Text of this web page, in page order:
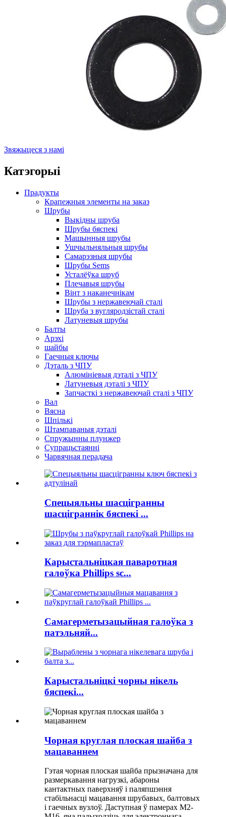
Звяжыцеся з намі
Катэгорыі
Прадукты
Крапежныя элементы на заказ
Шрубы
Выкідны шруба
Шрубы бяспекі
Машынныя шрубы
Ушчыльняльныя шрубы
Самарэзныя шрубы
Шрубы Sems
Усталёўка шруб
Плечавыя шрубы
Вінт з наканечнікам
Шрубы з нержавеючай сталі
Шруба з вугляродзістай сталі
Латуневыя шрубы
Балты
Арэхі
шайбы
Гаечныя ключы
Дэталь з ЧПУ
Алюмініевыя дэталі з ЧПУ
Латуневыя дэталі з ЧПУ
Запчасткі з нержавеючай сталі з ЧПУ
Вал
Вясна
Шпількі
Штампаваныя дэталі
Спружынны плунжер
Супрацьстаянні
Чарвячная перадача
Спецыяльны шасцігранны
шасціграннік бяспекі ...
Карыстальніцкая паваротная
галоўка Phillips sc...
Самагерметызацыйная галоўка з
патэльняй...
Карыстальніцкі чорны нікель
бяспекі...
Чорная круглая плоская шайба з
мацаваннем
Гэтая чорная плоская шайба прызначана для
размеркавання нагрузкі, абароны
кантактных паверхняў і паляпшэння
стабільнасці мацавання шрубавых, балтовых
і гаечных вузлоў. Даступная ў памерах M2-